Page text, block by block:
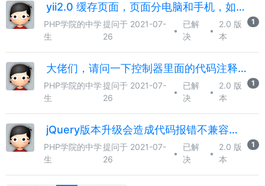
yii2.0 缓存页面，页面分电脑和手机，如何缓存？
PHP学院的中学
生
提问于 2021-07-
26
•
已解
决
•
2.0 版
本
1
大佬们，请问一下控制器里面的代码注释的比较多，会影响性能吗？
PHP学院的中学
生
提问于 2021-07-
26
•
已解
决
•
2.0 版
本
1
jQuery版本升级会造成代码报错不兼容吗？
PHP学院的中学
生
提问于 2021-07-
26
•
已解
决
•
2.0 版
本
1